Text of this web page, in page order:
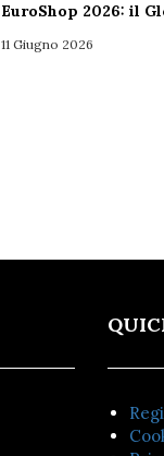
EuroShop 2026: il
11 Giugno 2026